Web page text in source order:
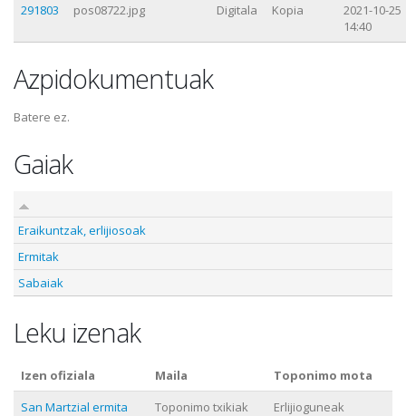
291803
pos08722.jpg Digitala Kopia
2021-10-25
14:40
Azpidokumentuak
Batere ez.
Gaiak
Eraikuntzak, erlijiosoak
Ermitak
Sabaiak
Leku izenak
Izen ofiziala Maila
Toponimo mota
San Martzial ermita
Toponimo txikiak Erlijioguneak